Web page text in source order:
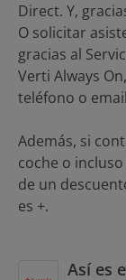
Direct. Y,
O solicitar
gracias al
Verti Always
teléfono o
Además, si
coche o
de un
es +.
Así es